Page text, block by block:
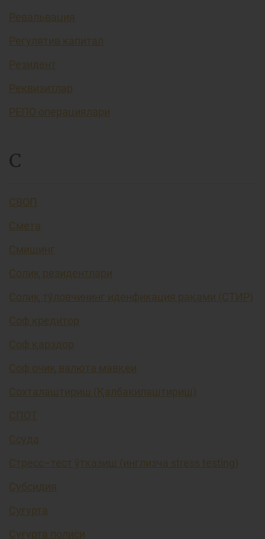
Ревальвация
Регулятив капитал
Резидент
Реквизитлар
РЕПО операциялари
С
СВОП
Смета
Смишинг
Солиқ резидентлари
Солиқ тўловчининг иденфикация рақами (СТИР)
Соф кредитор
Соф қарздор
Соф очиқ валюта мавқеи
Сохталаштириш (Қалбакилаштириш)
СПОТ
Ссуда
Стресс–тест ўтказиш (инглизча stress testing)
Субсидия
Суғурта
Суғурта полиси